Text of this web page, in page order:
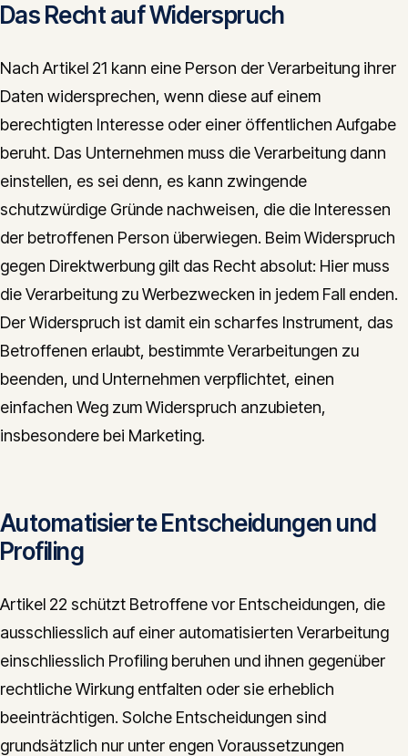
Das Recht auf Widerspruch
Nach Artikel 21 kann eine Person der Verarbeitung ihrer
Daten widersprechen, wenn diese auf einem
berechtigten Interesse oder einer öffentlichen Aufgabe
beruht. Das Unternehmen muss die Verarbeitung dann
einstellen, es sei denn, es kann zwingende
schutzwürdige Gründe nachweisen, die die Interessen
der betroffenen Person überwiegen. Beim Widerspruch
gegen Direktwerbung gilt das Recht absolut: Hier muss
die Verarbeitung zu Werbezwecken in jedem Fall enden.
Der Widerspruch ist damit ein scharfes Instrument, das
Betroffenen erlaubt, bestimmte Verarbeitungen zu
beenden, und Unternehmen verpflichtet, einen
einfachen Weg zum Widerspruch anzubieten,
insbesondere bei Marketing.
Automatisierte Entscheidungen und
Profiling
Artikel 22 schützt Betroffene vor Entscheidungen, die
ausschliesslich auf einer automatisierten Verarbeitung
einschliesslich Profiling beruhen und ihnen gegenüber
rechtliche Wirkung entfalten oder sie erheblich
beeinträchtigen. Solche Entscheidungen sind
grundsätzlich nur unter engen Voraussetzungen